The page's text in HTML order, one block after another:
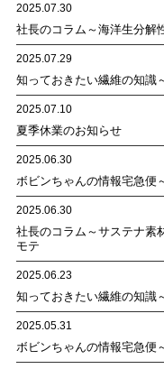
2025.07.30
社長のコラム～海洋生分解
2025.07.29
知っておきたい繊維の知識
2025.07.10
夏季休業のお知らせ
2025.06.30
ボビンちゃんの情報宅急便
2025.06.30
社長のコラム～サステナ素
モテ
2025.06.23
知っておきたい繊維の知識
2025.05.31
ボビンちゃんの情報宅急便